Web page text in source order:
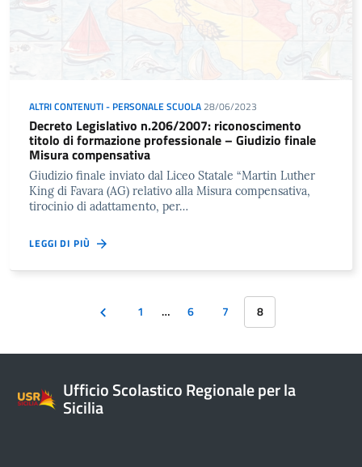
ALTRI CONTENUTI - PERSONALE SCUOLA 28/06/2023
Decreto Legislativo n.206/2007: riconoscimento
titolo di formazione professionale – Giudizio finale
Misura compensativa
Giudizio finale inviato dal Liceo Statale “Martin Luther
King di Favara (AG) relativo alla Misura compensativa,
tirocinio di adattamento, per…
LEGGI DI PIÙ
1 … 6 7 8
Ufficio Scolastico Regionale per la
Sicilia